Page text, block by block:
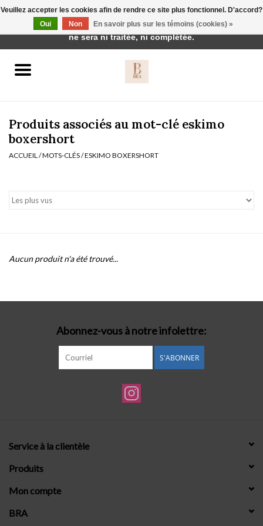
vêtements de nuit
Badmode
Produits associés au mot-clé eskimo
boxershort
ACCUEIL /MOTS-CLÉS/ESKIMO BOXERSHORT
Aucun produit n'a été trouvé...
Abonnez-vous à notre infolettre:
S'ABONNER
Service à la clientèle
Produits
Mon compte
BRA
Veuillez accepter les cookies afin de rendre ce site plus fonctionnel. D'accord?
Oui
Non En savoir plus sur les témoins (cookies) »
Cette boutique est en construction. Toute commande passée
ne sera ni traitée, ni complétée.